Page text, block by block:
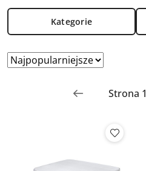
Kategorie
Zastosowano
Najpopularniejsze.
Sortuj
według